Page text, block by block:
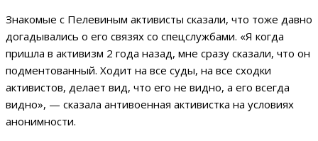
Знакомые с Пелевиным активисты сказали, что тоже давно
догадывались о его связях со спецслужбами. «Я когда
пришла в активизм 2 года назад, мне сразу сказали, что он
подментованный. Ходит на все суды, на все сходки
активистов, делает вид, что его не видно, а его всегда
видно», — сказала антивоенная активистка на условиях
анонимности.